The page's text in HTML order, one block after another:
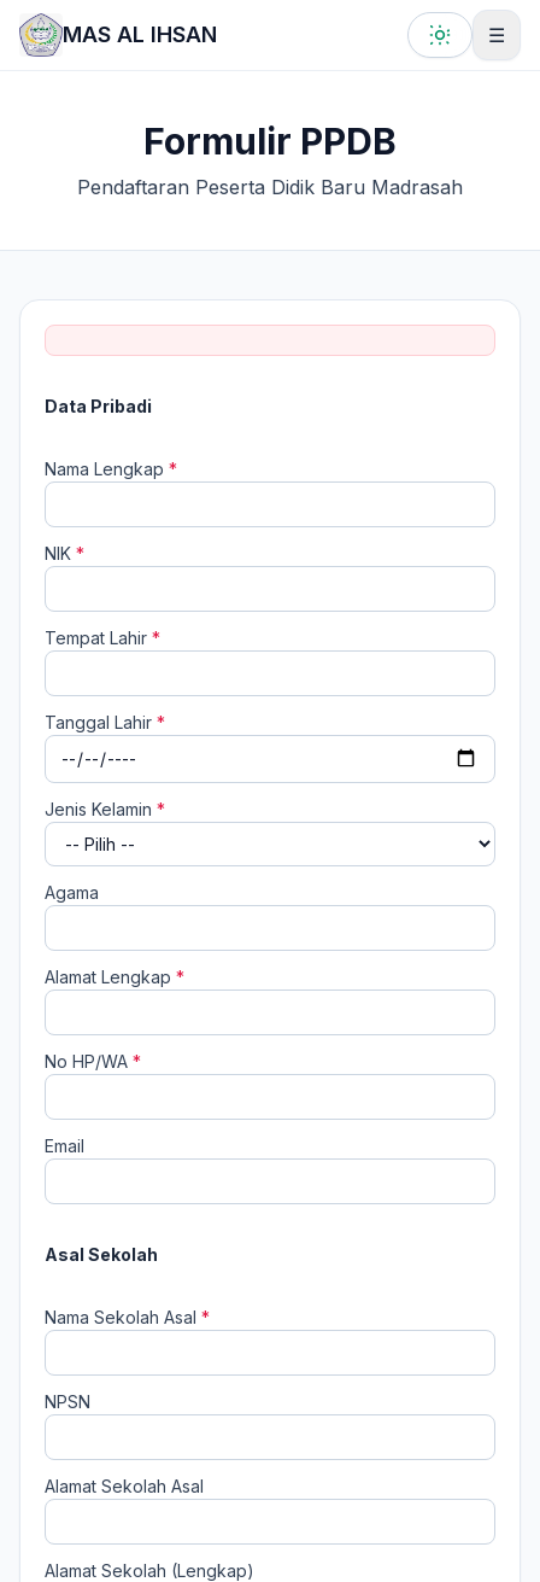
Lewati ke konten utama
MAS AL IHSAN ☰
Formulir PPDB
Pendaftaran Peserta Didik Baru Madrasah
Data Pribadi
Nama Lengkap *
NIK *
Tempat Lahir *
Tanggal Lahir *
Jenis Kelamin *
Agama
Alamat Lengkap *
No HP/WA *
Email
Asal Sekolah
Nama Sekolah Asal *
NPSN
Alamat Sekolah Asal
Alamat Sekolah (Lengkap)